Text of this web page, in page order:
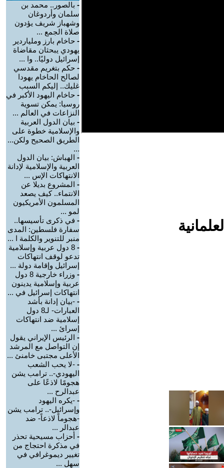
- بالصور.. محمد بن
سلمان وأردوغان
وشهباز شريف يؤدون
صلاة الجمع ...
- حاخام بارز وملياردير
يهودي يبحثان مقاضاة
إسرائيل دوليًا.. وا ...
- حكم بتغريم مقدسي
لصالح الحاخام يهودا
غليك.. إليكم السبب
- حاخام اليهود الأكبر في
روسيا: يمكن تسوية
النزاعات في العالم ...
- بيان الدول العربية
والإسلامية خطوة على
الطريق الصحيح ولكن...
...
- الهباش: بيان الدول
العربية والإسلامية لإدانة
الانتهاكات الإس ...
- المشروع بديلا عن
الانتماء.. كيف يصعد
المسلمون الأمريكيون
لمو ...
- في ذكرى تأسيسها..
سفارة فلسطين: المدى
منبر للتنوير والكلمة ا ...
-
8 دول عربية وإسلامية
تدعو لوقف انتهاكات
إسرائيل وإقامة دولة ...
-
وزراء خارجية 8 دول
عربية وإسلامية يدينون
انتهاكات إسرائيل في ...
- -بيان إدانة بأشد
العبارات- لـ8 دول
إسلامية ضد انتهاكات
إسرائ ...
- الرئيس الإيراني يقول
إن التواصل مع المرشد
الأعلى مجتبى خامنئ ...
- -لا يحب الشعب
اليهودي-.. ترامب يشن
هجومًا لاذعًا على
عبدالرح ...
- -يكره اليهود
وإسرائيل-.. ترامب يشن
-هجوماً لاذعاً- ضد
عبدالر ...
- أحزاب مسيحية تحذر
في مذكرة احتجاج من
تغيير ديموغرافي في
سهل ...